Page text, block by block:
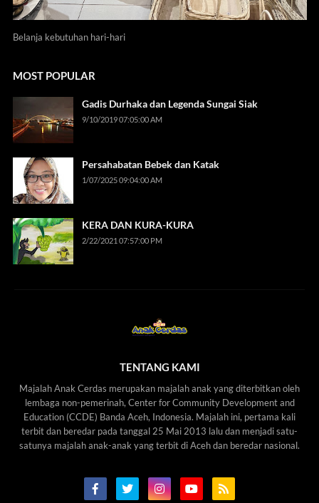
Belanja kebutuhan hari-hari
MOST POPULAR
Gadis Durhaka dan Legenda Sungai Siak
9/10/2019 07:05:00 AM
Persahabatan Bebek dan Katak
1/07/2025 09:04:00 AM
KERA DAN KURA-KURA
2/22/2021 07:57:00 PM
TENTANG KAMI
Majalah Anak Cerdas merupakan majalah anak yang diterbitkan oleh
lembaga non-pemerinah, Center for Community Development and
Education (CCDE) Banda Aceh, Indonesia. Majalah ini, pertama kali
terbit dan beredar pada tanggal 25 Mai 2013 lalu dan menjadi satu-
satunya majalah anak-anak yang terbit di Aceh dan beredar nasional.